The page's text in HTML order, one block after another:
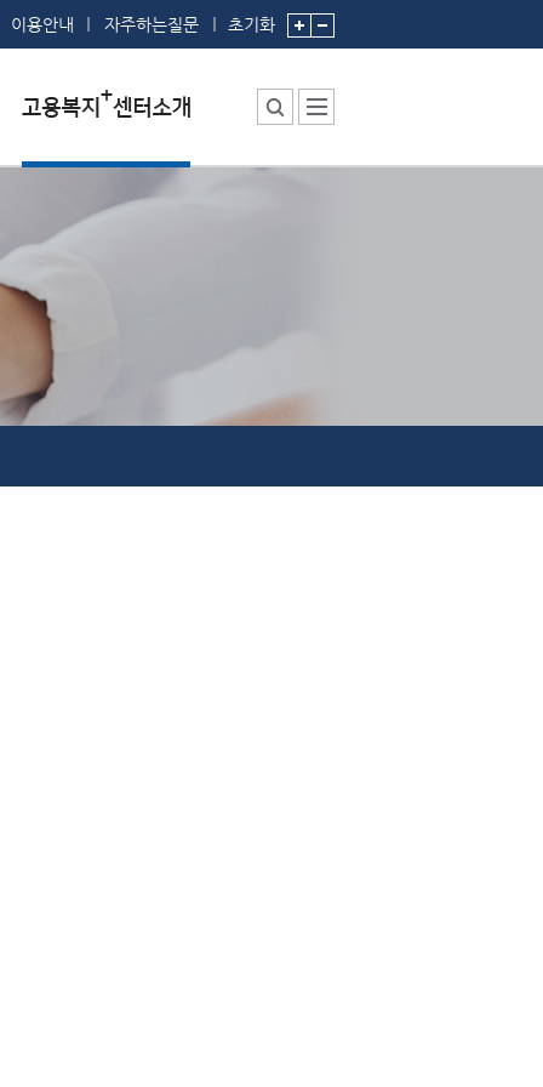
이용안내 자주하는질문 초기화
센터소장 인사말
센터에서 하는 일
부서 및 직원소개
시설안내
찾아오시는 길